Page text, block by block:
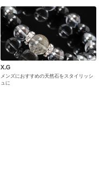
X.G
メンズにおすすめの天然石をスタイリッシ
ュに